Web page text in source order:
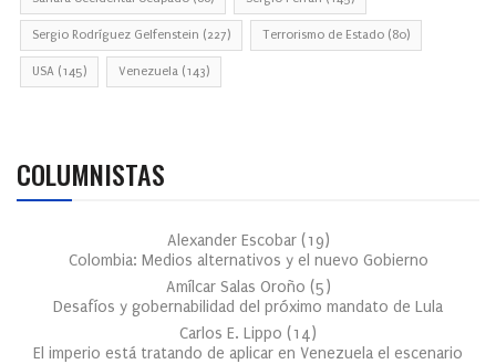
Sergio Rodríguez Gelfenstein (227) Terrorismo de Estado (80)
USA (145) Venezuela (143)
COLUMNISTAS
Alexander Escobar (19)
Colombia: Medios alternativos y el nuevo Gobierno
Amílcar Salas Oroño (5)
Desafíos y gobernabilidad del próximo mandato de Lula
Carlos E. Lippo (14)
El imperio está tratando de aplicar en Venezuela el escenario